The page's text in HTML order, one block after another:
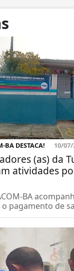
BA DESTACA! 10/
(as) da
atividades
BA
pagamento de